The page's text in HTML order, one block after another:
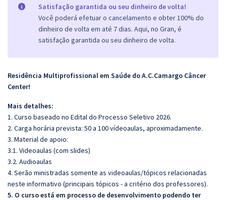
Satisfação garantida ou seu dinheiro de volta!
Você poderá efetuar o cancelamento e obter 100% do
dinheiro de volta em até 7 dias. Aqui, no Gran, é
satisfação garantida ou seu dinheiro de volta.
Residência Multiprofissional em Saúde do A.C.Camargo Câncer
Center!
Mais detalhes:
1. Curso baseado no Edital do Processo Seletivo 2026.
2. Carga horária prevista: 50 a 100 vídeoaulas, aproximadamente.
3. Material de apoio:
3.1. Videoaulas (com slides)
3.2. Audioaulas
4. Serão ministradas somente as videoaulas/tópicos relacionadas
neste informativo (principais tópicos - a critério dos professores).
5. O curso está em processo de desenvolvimento podendo ter